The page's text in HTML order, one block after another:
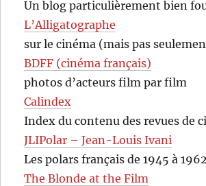
Un blog particulièrement bien
L’Alligatographe
sur le cinéma (mais pas
BDFF (cinéma français)
photos d’acteurs film par film
Calindex
Index du contenu des revues de
JLIPolar – Jean-Louis Ivani
Les polars français de 1945 à 1962
The Blonde at the Film